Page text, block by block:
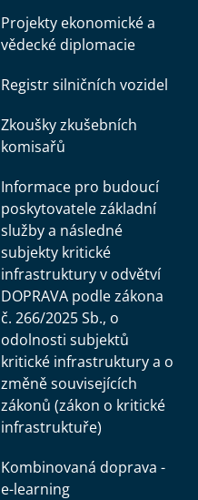
Projekty ekonomické a
vědecké diplomacie
Registr silničních vozidel
Zkoušky zkušebních
komisařů
Informace pro budoucí
poskytovatele základní
služby a následné
subjekty kritické
infrastruktury v odvětví
DOPRAVA podle zákona
č. 266/2025 Sb., o
odolnosti subjektů
kritické infrastruktury a o
změně souvisejících
zákonů (zákon o kritické
infrastruktuře)
Kombinovaná doprava -
e-learning